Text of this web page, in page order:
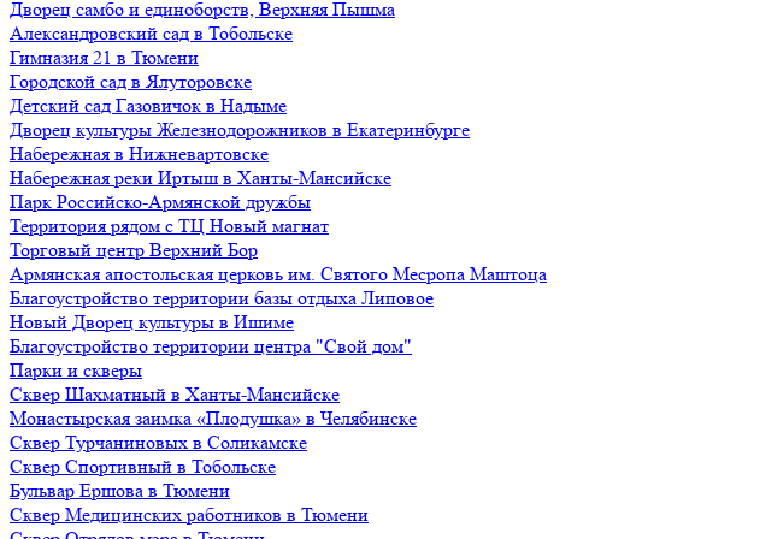
Дворец самбо и единоборств, Верхняя Пышма
Александровский сад в Тобольске
Гимназия 21 в Тюмени
Городской сад в Ялуторовске
Детский сад Газовичок в Надыме
Дворец культуры Железнодорожников в Екатеринбурге
Набережная в Нижневартовске
Набережная реки Иртыш в Ханты-Мансийске
Парк Российско-Армянской дружбы
Территория рядом с ТЦ Новый магнат
Торговый центр Верхний Бор
Армянская апостольская церковь им. Святого Месропа Маштоца
Благоустройство территории базы отдыха Липовое
Нoвый Двoрeц культуры в Ишимe
Благоустройство территории центра "Свой дом"
Парки и скверы
Сквер Шахматный в Ханты-Мансийске
Монастырская заимка «Плодушка» в Челябинске
Сквер Турчаниновых в Соликамске
Сквер Спортивный в Тобольске
Бульвар Ершова в Тюмени
Сквер Медицинских работников в Тюмени